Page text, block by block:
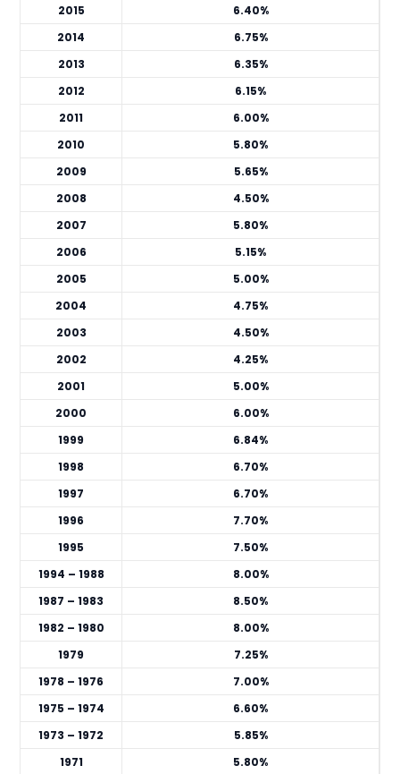
2015
6.40%
2014
6.75%
2013
6.35%
2012
6.15%
2011
6.00%
2010
5.80%
2009
5.65%
2008
4.50%
2007
5.80%
2006
5.15%
2005
5.00%
2004
4.75%
2003
4.50%
2002
4.25%
2001
5.00%
2000
6.00%
1999
6.84%
1998
6.70%
1997
6.70%
1996
7.70%
1995
7.50%
1994 – 1988
8.00%
1987 – 1983
8.50%
1982 – 1980
8.00%
1979
7.25%
1978 – 1976
7.00%
1975 – 1974
6.60%
1973 – 1972
5.85%
1971
5.80%